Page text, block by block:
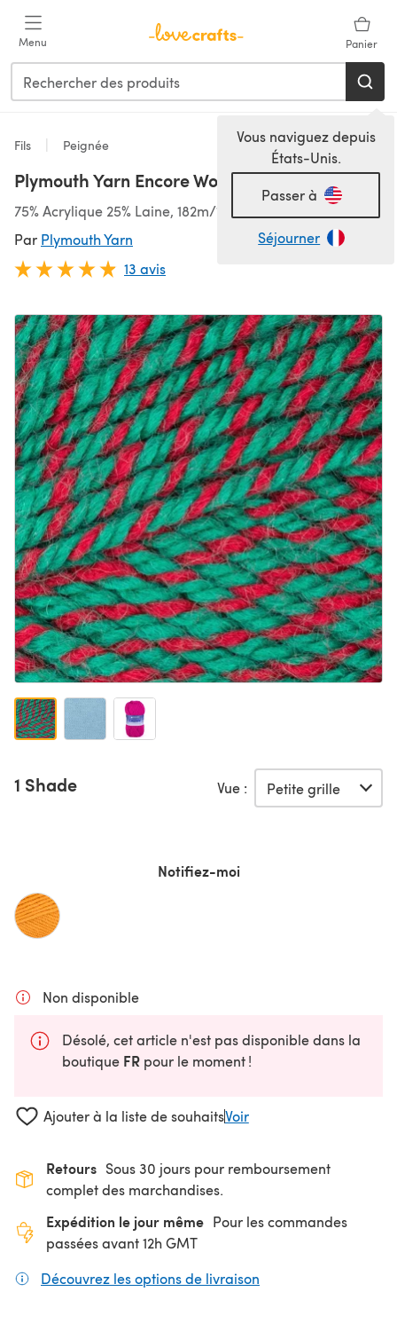
Menu Panier
Vous naviguez depuis
États-Unis.
Passer à
Séjourner
Fils Peignée
Plymouth Yarn Encore Worsted
75% Acrylique 25% Laine, 182m/100g, Worsted
Par Plymouth Yarn
13 avis
1 Shade Vue :
Notifiez-moi
Non disponible
Désolé, cet article n'est pas disponible dans la
boutique FR pour le moment !
Ajouter à la liste de souhaitsVoir
Retours Sous 30 jours pour remboursement
complet des marchandises.
Expédition le jour même Pour les commandes
passées avant 12h GMT
Découvrez les options de livraison